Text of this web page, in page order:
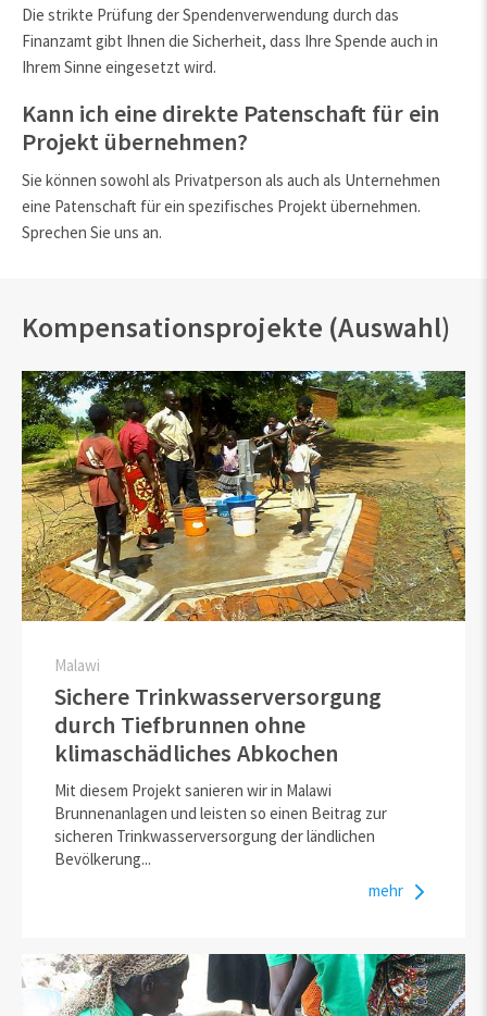
Die strikte Prüfung der Spendenverwendung durch das
Finanzamt gibt Ihnen die Sicherheit, dass Ihre Spende auch in
Ihrem Sinne eingesetzt wird.
Kann ich eine direkte Patenschaft für ein
Projekt übernehmen?
Sie können sowohl als Privatperson als auch als Unternehmen
eine Patenschaft für ein spezifisches Projekt übernehmen.
Sprechen Sie uns an.
Kompensationsprojekte (Auswahl)
Malawi
Sichere Trinkwasserversorgung
durch Tiefbrunnen ohne
klimaschädliches Abkochen
Mit diesem Projekt sanieren wir in Malawi
Brunnenanlagen und leisten so einen Beitrag zur
sicheren Trinkwasserversorgung der ländlichen
Bevölkerung...
mehr